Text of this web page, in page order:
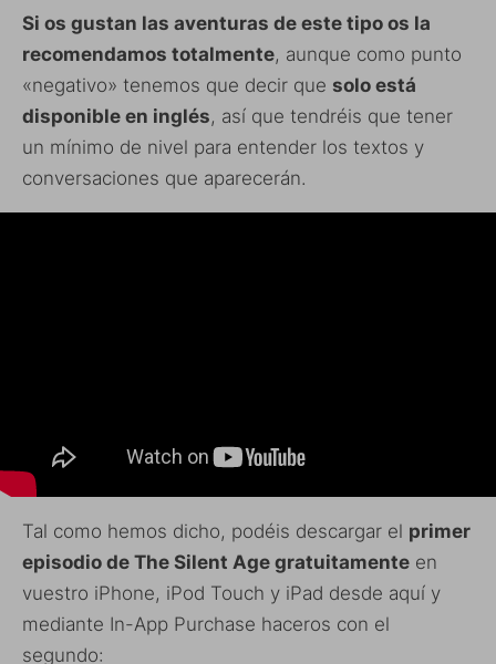
Si os gustan las aventuras de este tipo os la
recomendamos totalmente, aunque como punto
«negativo» tenemos que decir que solo está
disponible en inglés, así que tendréis que tener
un mínimo de nivel para entender los textos y
conversaciones que aparecerán.
Tal como hemos dicho, podéis descargar el primer
episodio de The Silent Age gratuitamente en
vuestro iPhone, iPod Touch y iPad desde aquí y
mediante In-App Purchase haceros con el
segundo: